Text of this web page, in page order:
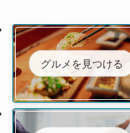
グルメを見つける